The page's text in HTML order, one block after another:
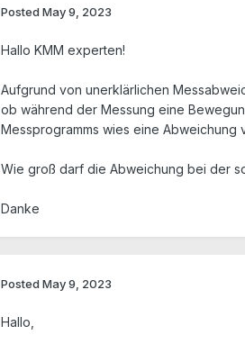
Posted May 9, 2023
Hallo KMM experten!
Aufgrund von unerklärlichen
ob während der Messung eine
Messprogramms wies eine Abweichung
Wie groß darf die Abweichung bei der
Danke
Posted May 9, 2023
Hallo,